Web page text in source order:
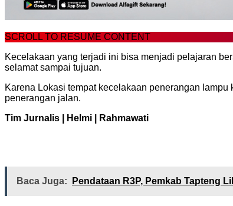
SCROLL TO RESUME CONTENT
Kecelakaan yang terjadi ini bisa menjadi pelajaran
selamat sampai tujuan.
Karena Lokasi tempat kecelakaan penerangan
penerangan jalan.
Tim Jurnalis | Helmi | Rahmawati
Baca Juga: Pendataan R3P, Pemkab Tapteng